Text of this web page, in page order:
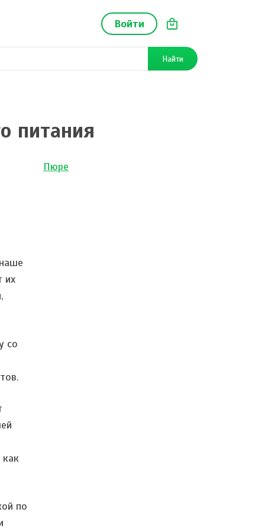
Войти
Найти
питания
Пюре
их
со
как
по